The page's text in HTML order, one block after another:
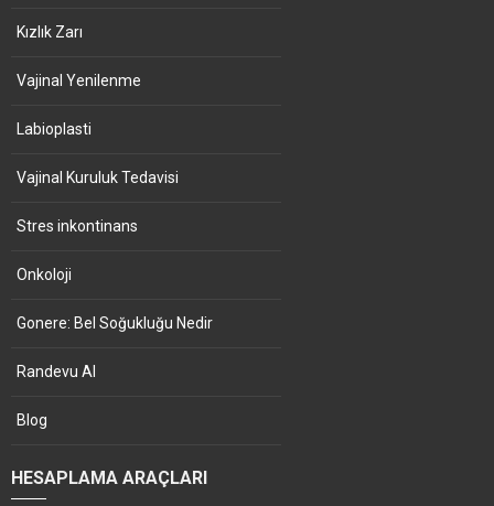
Kızlık Zarı
Vajinal Yenilenme
Labioplasti
Vajinal Kuruluk Tedavisi
Stres inkontinans
Onkoloji
Gonere: Bel Soğukluğu Nedir
Randevu Al
Blog
HESAPLAMA ARAÇLARI